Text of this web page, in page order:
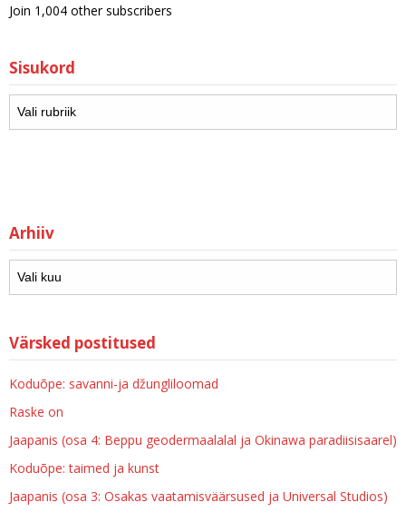
Join 1,004 other subscribers
Sisukord
Arhiiv
Värsked postitused
Koduõpe: savanni-ja džungliloomad
Raske on
Jaapanis (osa 4: Beppu geodermaalalal ja Okinawa paradiisisaarel)
Koduõpe: taimed ja kunst
Jaapanis (osa 3: Osakas vaatamisväärsused ja Universal Studios)